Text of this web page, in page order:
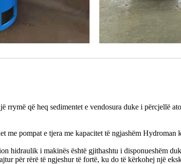
që heq sedimentet e vendosura duke i përcjellë
pompat e tjera me kapacitet të ngjashëm Hydroman
hidraulik i makinës është gjithashtu i disponueshëm
për rërë të ngjeshur të fortë, ku do të kërkohej një